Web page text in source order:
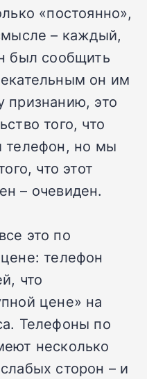
«постоянно»,
– каждый,
был сообщить
он им
признанию, это
того, что
телефон, но мы
что этот
– очевиден.
это по
телефон
что
цене» на
Телефоны по
несколько
сторон – и